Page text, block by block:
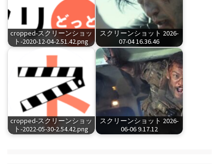
cropped-スクリーンショッ
ト-2020-12-04-2.51.42.png
スクリーンショット 2026-
07-04 16.36.46
cropped-スクリーンショッ
ト-2022-05-30-2.54.42.png
スクリーンショット 2026-
06-06 9.17.12